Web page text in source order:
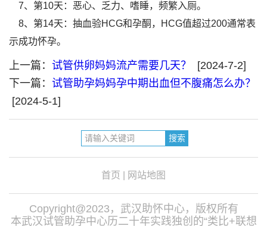
7、第10天：恶心、乏力、嗜睡，频繁入厕。
8、第14天：抽血验HCG和孕酮，HCG值超过200通常表
示成功怀孕。
上一篇： 试管供卵妈妈流产需要几天？
[2024-7-2]
下一篇： 试管助孕妈妈孕中期出血但不腹痛怎么办？
[2024-5-1]
首页 网站地图
Copyright@2023，武汉助怀中心，版权所有
本武汉试管助孕中心历二十年实践独创的“类比+联想